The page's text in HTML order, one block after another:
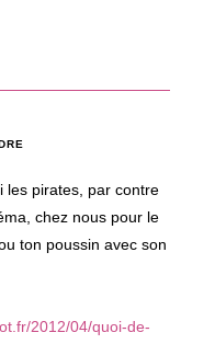
les pirates, par contre
chez nous pour le
ton poussin avec son
2012/04/quoi-de-